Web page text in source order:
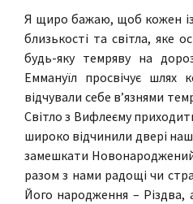
Я щиро бажаю, щоб кожен із
близькості та світла, яке
будь-яку темряву на
Еммануїл просвічує
відчували себе в’язнями
Світло з Вифлеєму
широко відчинили двері
замешкати
разом з нами радощі чи
Його народження – Різдва,